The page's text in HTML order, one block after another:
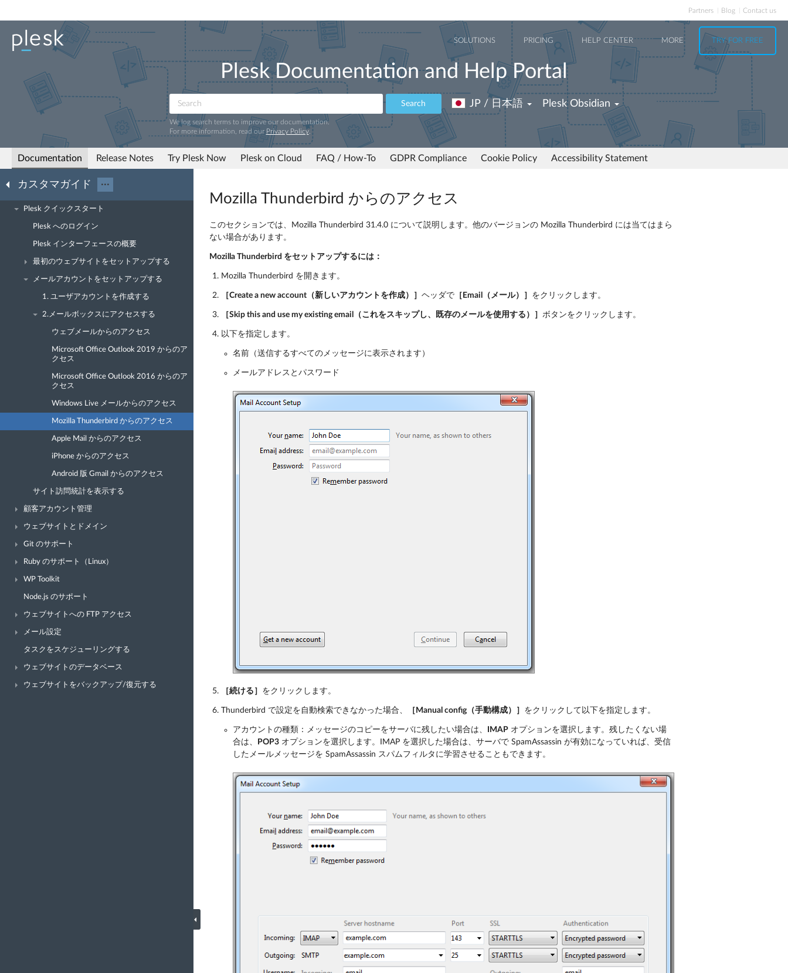
Partners Blog Contact us
SOLUTIONS PRICING HELP CENTER MORE TRY FOR FREE
Plesk Documentation and Help Portal
Search
We log search terms to improve our documentation.
For more information, read our Privacy Policy.
JP / 日本語 Plesk Obsidian
Documentation Release Notes Try Plesk Now Plesk on Cloud FAQ / How-To GDPR Compliance Cookie Policy Accessibility Statement
カスタマガイド ···
Plesk クイックスタート
Plesk へのログイン
Plesk インターフェースの概要
最初のウェブサイトをセットアップする
メールアカウントをセットアップする
1. ユーザアカウントを作成する
2.メールボックスにアクセスする
ウェブメールからのアクセス
Microsoft Office Outlook 2019 からのア
クセス
Microsoft Office Outlook 2016 からのア
クセス
Windows Live メールからのアクセス
Mozilla Thunderbird からのアクセス
Apple Mail からのアクセス
iPhone からのアクセス
Android 版 Gmail からのアクセス
サイト訪問統計を表示する
顧客アカウント管理
ウェブサイトとドメイン
Git のサポート
Ruby のサポート（Linux）
WP Toolkit
Node.js のサポート
ウェブサイトへの FTP アクセス
メール設定
タスクをスケジューリングする
ウェブサイトのデータベース
ウェブサイトをバックアップ/復元する
Mozilla Thunderbird からのアクセス
このセクションでは、Mozilla Thunderbird 31.4.0 について説明します。他のバージョンの Mozilla Thunderbird には当てはまら
ない場合があります。
Mozilla Thunderbird をセットアップするには：
Mozilla Thunderbird を開きます。
［Create a new account（新しいアカウントを作成）］ ヘッダで ［Email（メール）］ をクリックします。
［Skip this and use my existing email（これをスキップし、既存のメールを使用する）］ ボタンをクリックします。
以下を指定します。
名前（送信するすべてのメッセージに表示されます）
メールアドレスとパスワード
［続ける］ をクリックします。
Thunderbird で設定を自動検索できなかった場合、 ［Manual config（手動構成）］ をクリックして以下を指定します。
アカウントの種類：メッセージのコピーをサーバに残したい場合は、 IMAP オプションを選択します。残したくない場
合は、
POP3 オプションを選択します。IMAP を選択した場合は、サーバで SpamAssassin が有効になっていれば、受信
したメールメッセージを SpamAssassin スパムフィルタに学習させることもできます。